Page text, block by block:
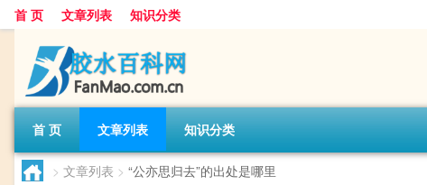
首 页 文章列表 知识分类
首 页 文章列表 知识分类
> 文章列表 > “公亦思归去”的出处是哪里